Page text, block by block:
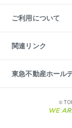
ご紹介・再契約特典
入居者様専用-各種ご
東急こすもす会「こ
ご利用について
金融商品取引について
東急リバブル ソーシ
ご意見・お問い合わ
ダイレクトメール（郵
関連リンク
これからご結婚される
人材サービスのご用命
東北の逸品を贈りま
東急不動産ホール
東急コミュニティー
東急住宅リース
©